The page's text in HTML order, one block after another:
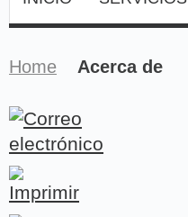
Home Acerca de